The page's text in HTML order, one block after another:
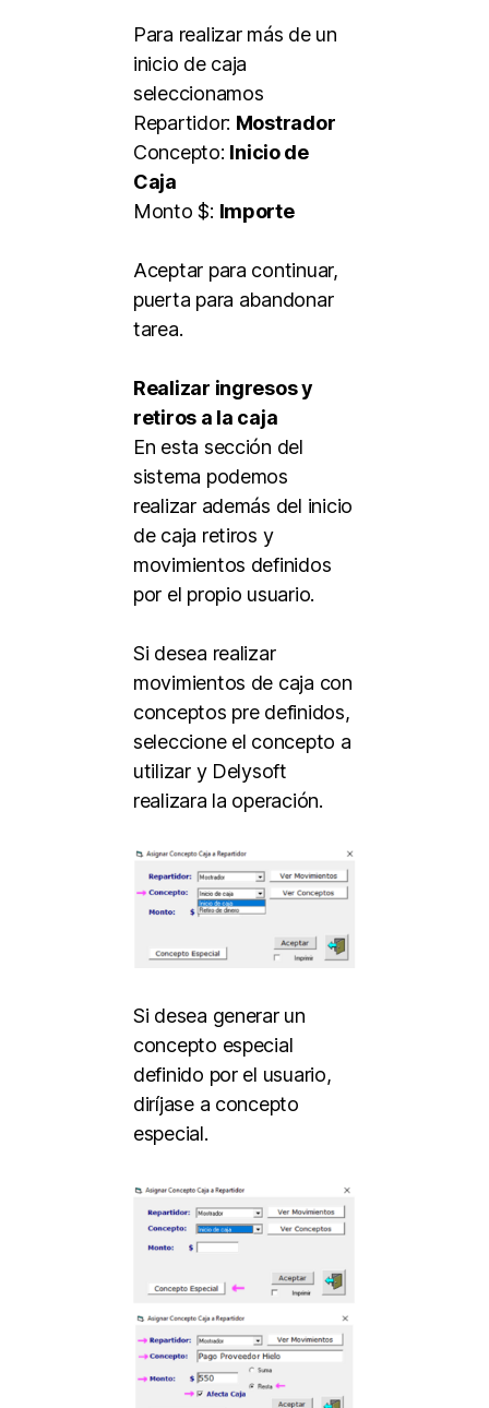
Para realizar más de un
inicio de caja
seleccionamos
Repartidor: Mostrador
Concepto: Inicio de
Caja
Monto $: Importe
Aceptar para continuar,
puerta para abandonar
tarea.
Realizar ingresos y
retiros a la caja
En esta sección del
sistema podemos
realizar además del inicio
de caja retiros y
movimientos definidos
por el propio usuario.
Si desea realizar
movimientos de caja con
conceptos pre definidos,
seleccione el concepto a
utilizar y Delysoft
realizara la operación.
Si desea generar un
concepto especial
definido por el usuario,
diríjase a concepto
especial.